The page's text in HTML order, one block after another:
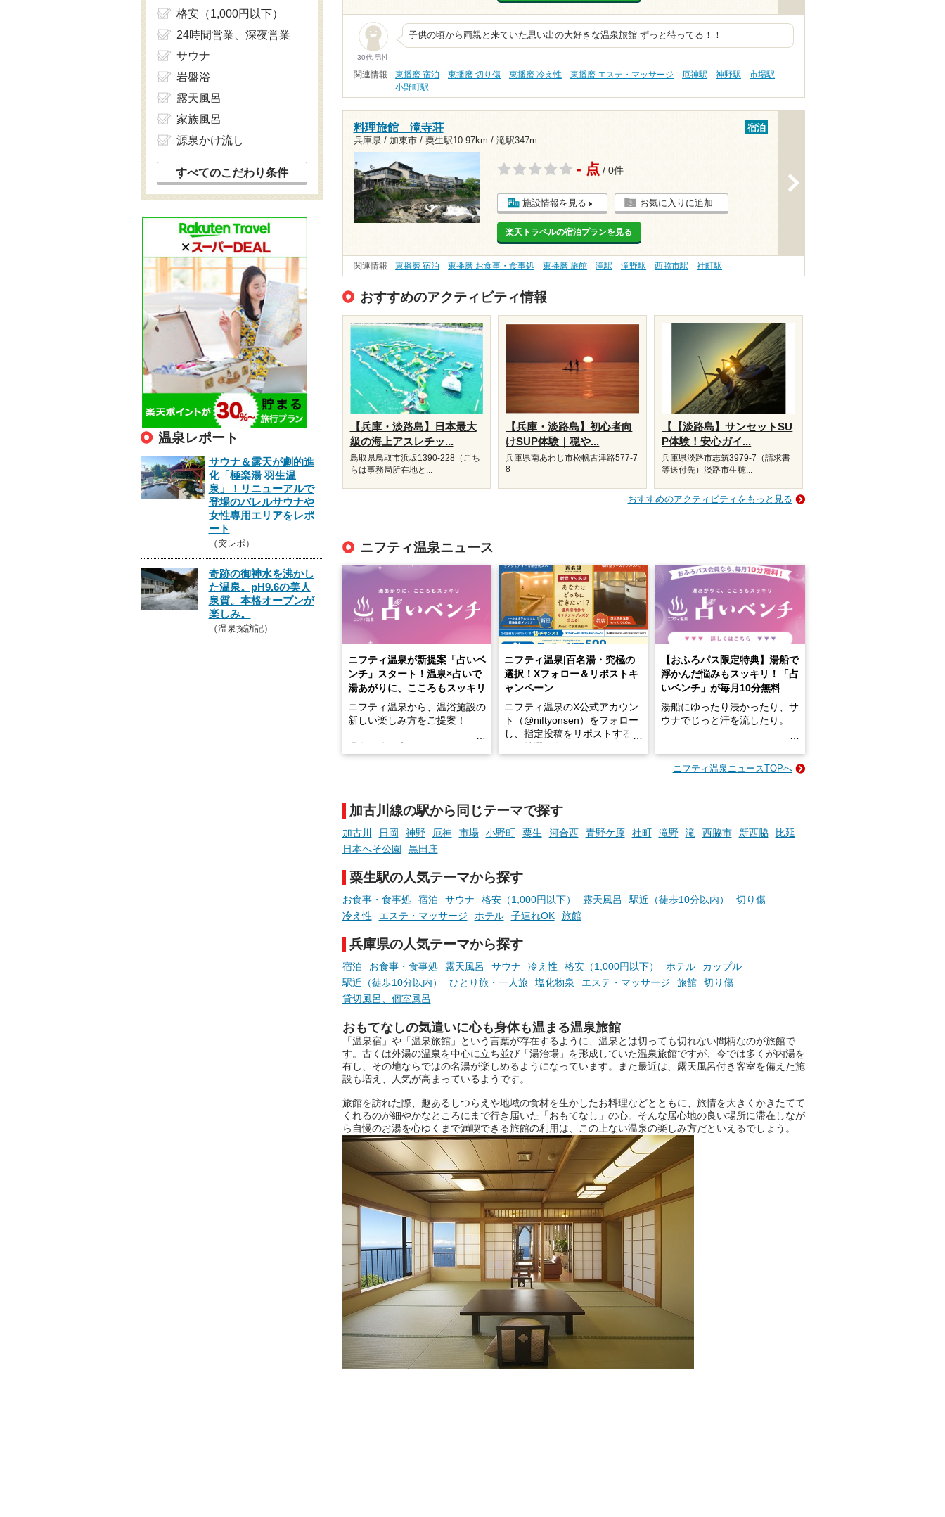
30代 男性
子供の頃から両親と来ていた思い出の大好きな温泉旅館 ずっと待ってる！！
関連情報 東播磨 宿泊 東播磨 切り傷 東播磨 冷え性 東播磨 エステ・マッサージ 厄神駅 神野駅
市場駅
小野町駅
料理旅館 滝寺荘
兵庫県 / 加東市 / 粟生駅10.97km / 滝駅347m
宿泊
- 点 / 0件
施設情報を見る お気に入りに追加
楽天トラベルの宿泊プランを見る
関連情報 東播磨 宿泊 東播磨 お食事・食事処 東播磨 旅館 滝駅 滝野駅 西脇市駅 社町駅
おすすめのアクティビティ情報
【兵庫・淡路島】日本最大
級の海上アスレチッ...
鳥取県鳥取市浜坂1390‐228（こち
らは事務局所在地と...
【兵庫・淡路島】初心者向
けSUP体験｜穏や...
兵庫県南あわじ市松帆古津路577-7
8
【【淡路島】サンセットSU
P体験！安心ガイ...
兵庫県淡路市志筑3979-7（請求書
等送付先）淡路市生穂...
おすすめのアクティビティをもっと見る
ニフティ温泉ニュース
ニフティ温泉が新提案「占いベ
ンチ」スタート！温泉×占いで
湯あがりに、こころもスッキリ
ニフティ温泉から、温浴施設の
新しい楽しみ方をご提案！
手相やタロットなど気軽に楽し
める占いで、“ととのう”おふろ
時間を、もっと特別に。
ニフティ温泉|百名湯・究極の
選択！Xフォロー＆リポストキ
ャンペーン
ニフティ温泉のX公式アカウン
ト（@niftyonsen）をフォロー
し、指定投稿をリポストする
【おふろパス限定特典】湯船で
浮かんだ悩みもスッキリ！「占
いベンチ」が毎月10分無料
湯船にゆったり浸かったり、サ
ウナでじっと汗を流したり。
そんな「一人でぼんやり過ごす
でくることはありませんか？
らこそ向き合える、大切な自分
の本音。
たら素敵ですよね。
きをプロの占い師に相談するこ
とができるサービスです。
おふろパス会員様なら、この特
別なひとときを「毎月10分無
料」でご利用いただけます。
お湯で体がほぐれたら、次は占
い師さんとお話しして、心もほ
ニフティ温泉ニュースTOPへ
加古川線の駅から同じテーマで探す
加古川 日岡 神野 厄神 市場 小野町 粟生 河合西 青野ケ原 社町 滝野 滝 西脇市 新西脇
比延
日本へそ公園
黒田庄
粟生駅の人気テーマから探す
お食事・食事処 宿泊 サウナ 格安（1,000円以下） 露天風呂 駅近（徒歩10分以内）
切り傷
冷え性
エステ・マッサージ ホテル 子連れOK 旅館
兵庫県の人気テーマから探す
宿泊 お食事・食事処 露天風呂 サウナ 冷え性 格安（1,000円以下） ホテル
カップル
駅近（徒歩10分以内）
ひとり旅・一人旅 塩化物泉 エステ・マッサージ 旅館
切り傷
貸切風呂、個室風呂
おもてなしの気遣いに心も身体も温まる温泉旅館
「温泉宿」や「温泉旅館」という言葉が存在するように、温泉とは切っても切れない間柄なのが旅館で
す。古くは外湯の温泉を中心に立ち並び「湯治場」を形成していた温泉旅館ですが、今では多くが内湯を
有し、その地ならではの名湯が楽しめるようになっています。また最近は、露天風呂付き客室を備えた施
設も増え、人気が高まっているようです。
旅館を訪れた際、趣あるしつらえや地域の食材を生かしたお料理などとともに、旅情を大きくかきたてて
くれるのが細やかなところにまで行き届いた「おもてなし」の心。そんな居心地の良い場所に滞在しなが
ら自慢のお湯を心ゆくまで満喫できる旅館の利用は、この上ない温泉の楽しみ方だといえるでしょう。
格安（1,000円以下）
24時間営業、深夜営業
サウナ
岩盤浴
露天風呂
家族風呂
源泉かけ流し
すべてのこだわり条件
温泉レポート
サウナ＆露天が劇的進
化「極楽湯 羽生温
泉」！リニューアルで
登場のバレルサウナや
女性専用エリアをレポ
ート
（突レポ）
奇跡の御神水を沸かし
た温泉。pH9.6の美人
泉質。本格オープンが
楽しみ。
（温泉探訪記）